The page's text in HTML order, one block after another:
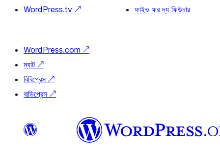
WordPress.tv ↗
ফাইভ ফর দ্য ফিউচার
WordPress.com ↗
ম্যাট ↗
বিবিপ্রেস ↗
বাডিপ্রেস ↗